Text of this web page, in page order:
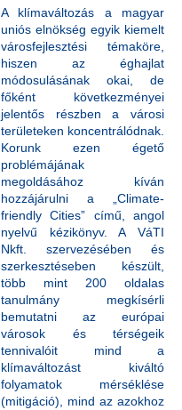
A klímaváltozás a magyar
uniós elnökség egyik kiemelt
városfejlesztési témaköre,
hiszen az éghajlat
módosulásának okai, de
főként következményei
jelentős részben a városi
területeken koncentrálódnak.
Korunk ezen égető
problémájának
megoldásához kíván
hozzájárulni a „Climate-
friendly Cities” című, angol
nyelvű kézikönyv. A VáTI
Nkft. szervezésében és
szerkesztéseben készült,
több mint 200 oldalas
tanulmány megkísérli
bemutatni az európai
városok és térségeik
tennivalóit mind a
klímaváltozást kiváltó
folyamatok mérséklése
(mitigáció), mind az azokhoz